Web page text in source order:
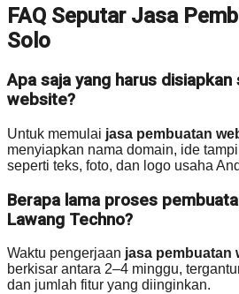
FAQ Seputar Jasa
Solo
Apa saja yang harus
website?
Untuk memulai jasa pembuatan
menyiapkan nama domain, ide
seperti teks, foto, dan logo usaha
Berapa lama proses
Lawang Techno?
Waktu pengerjaan jasa pembuatan
berkisar antara 2–4 minggu,
dan jumlah fitur yang diinginkan.